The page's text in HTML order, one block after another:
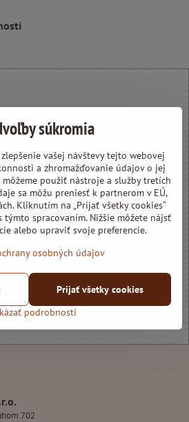
je blokovaný Voľbami súkromia
načítať externý obsah?
tentokrát
- súhlas s druhom cookie: Funkčné
702
súkromia
vašej návštevy tejto webovej
a zhromažďovanie údajov o jej
použiť nástroje a služby tretích
sa môžu preniesť k partnerom v EÚ,
Kliknutím na „Prijať všetky cookies“
spracovaním. Nižšie môžete nájsť
alebo upraviť svoje preferencie.
osobných údajov
podrobnosti
Prijať všetky cookies